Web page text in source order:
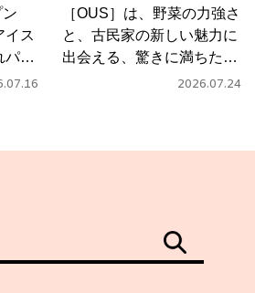
イス
パス
［OUS］は、野菜の力強さ
と、古民家の新しい魅力に
出会える、驚きに満ちたカ
2026.07.24